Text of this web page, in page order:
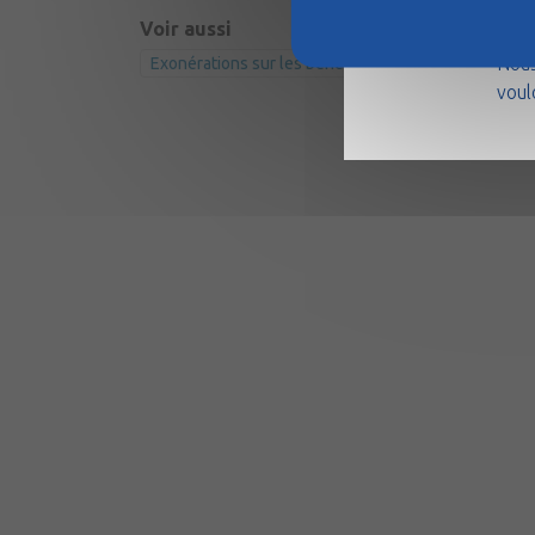
Voir aussi
Exonérations sur les bénéfices en zone franche
La